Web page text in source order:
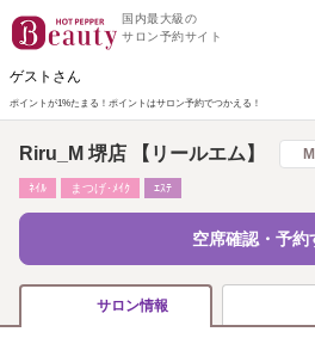
国内最大級の
サロン予約サイト
ゲストさん
ポイントが1%たまる！ ポイントはサロン予約でつかえる！
Riru_M 堺店 【リールエム】
ﾈｲﾙ まつげ･ﾒｲｸ ｴｽﾃ
空席確認・予約
サロン情報